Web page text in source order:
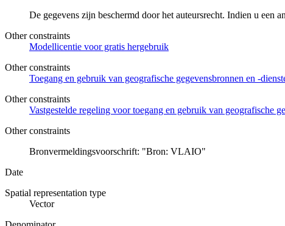
De gegevens zijn beschermd door het auteursrecht. Indien u een
Other constraints
Modellicentie voor gratis hergebruik
Other constraints
Toegang en gebruik van geografische gegevensbronnen en -
Other constraints
Vastgestelde regeling voor toegang en gebruik van geografische
Other constraints
Bronvermeldingsvoorschrift: "Bron: VLAIO"
Date
Spatial representation type
Vector